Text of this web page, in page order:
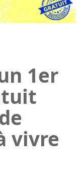
1er
vivre